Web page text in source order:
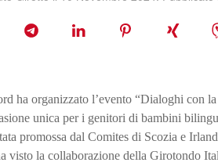
ha organizzato l’evento “Dialoghi con
unica per i genitori di bambini
promossa dal Comites di Scozia e
visto la collaborazione della Girotondo